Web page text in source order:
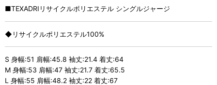
■TEXADRIリサイクルポリエステル シングルジャージ
◆リサイクルポリエステル100%
S 身幅:51 肩幅:45.8 袖丈:21.4 着丈:64
M 身幅:53 肩幅:47 袖丈:21.7 着丈:65.5
L 身幅:55 肩幅:48.2 袖丈:22 着丈:67